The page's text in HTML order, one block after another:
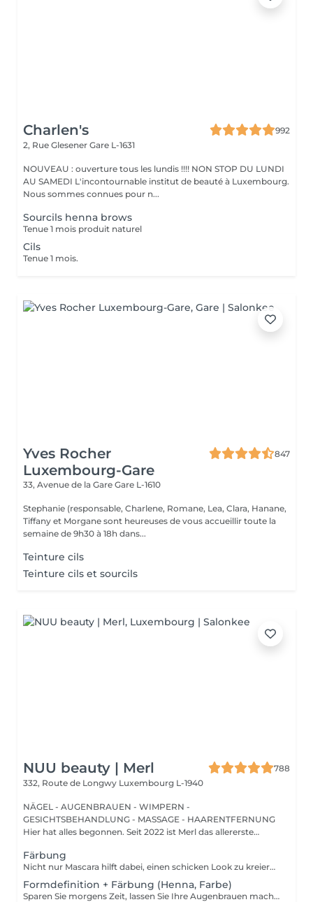
Charlen's
992
2, Rue Glesener Gare L-1631
NOUVEAU : ouverture tous les lundis !!!! NON STOP DU LUNDI
AU SAMEDI L'incontournable institut de beauté à Luxembourg.
Nous sommes connues pour n...
Sourcils henna brows
Tenue 1 mois produit naturel
Cils
Tenue 1 mois.
Yves Rocher
Luxembourg-Gare
847
33, Avenue de la Gare Gare L-1610
Stephanie (responsable, Charlene, Romane, Lea, Clara, Hanane,
Tiffany et Morgane sont heureuses de vous accueillir toute la
semaine de 9h30 à 18h dans...
Teinture cils
Teinture cils et sourcils
NUU beauty | Merl
788
332, Route de Longwy Luxembourg L-1940
NÄGEL - AUGENBRAUEN - WIMPERN -
GESICHTSBEHANDLUNG - MASSAGE - HAARENTFERNUNG
Hier hat alles begonnen. Seit 2022 ist Merl das allererste
Färbung
Nicht nur Mascara hilft dabei, einen schicken Look zu kreieren, sondern auch das Färben Ihrer Wimpern! Wie wird das Wimpern färben durchgeführt? - Wimpern werden gewaschen - Augencreme wird aufgetragen - Klebeband und die Patches werden aufgetragen - färben - Klebeband und die Patches werden entfernt Altersbeschränkungen: empfohlenes Mindestalter ab 14 Jahren. Empfehlungen nach dem Eingriff: die Wimpern 24 Stunden nach dem Eingriff nicht nass machen. Frequenz: einmal in 2-3 Wochen.
Formdefinition + Färbung (Henna, Farbe)
Sparen Sie morgens Zeit, lassen Sie Ihre Augenbrauen machen! Wie wird die Formgebung und das Färben durchgeführt? - Beratung (um die perfekte Form und Farbe zu besprechen) - Vorbereitung (Augenbrauen werden gewaschen und markiert) - wachsen (Überschüssige Haare werden mit Wachs entfernt) - zupfen (Überschüssige Haare werden mit einer Pinzette entfernt) - färben (Farbe oder Henna wird aufgetragen) - Überschüssige Farbe wird entfernt - Antiseptikum und Creme werden aufgetragen Altersbeschränkungen: empfohlenes Mindestalter ab 14 Jahren. Empfehlungen nach dem Eingriff: die Augenbrauen 12 Stunden lang nicht waschen und kein Make-up auftragen. Frequenz: einmal in 3-4 Wochen.